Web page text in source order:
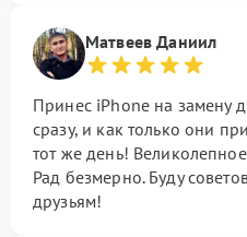
Матвеев Даниил
Принес iPhone на замену
сразу, и как только они
тот же день!
Рад безмерно. Буду
друзьям!